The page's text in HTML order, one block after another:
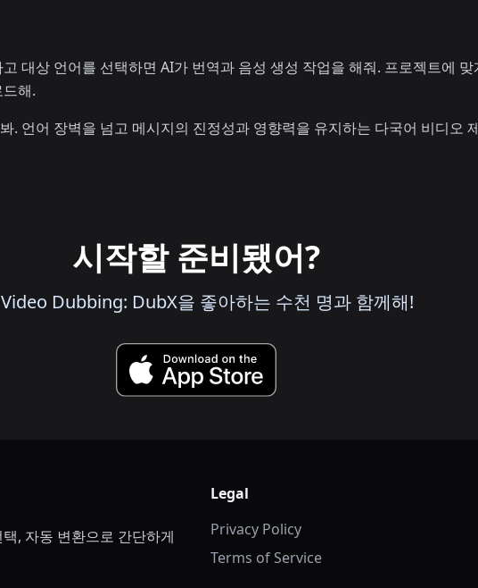
대상 언어를 선택하면 AI가 번역과 음성 생성 작업을 해줘. 프로젝트에
해.
. 언어 장벽을 넘고 메시지의 진정성과 영향력을 유지하는 다국어 비디오
시작할 준비됐어?
Dubbing: DubX을 좋아하는 수천 명과 함께해!
, 자동 변환으로 간단하게
Legal
Privacy Policy
Terms of Service